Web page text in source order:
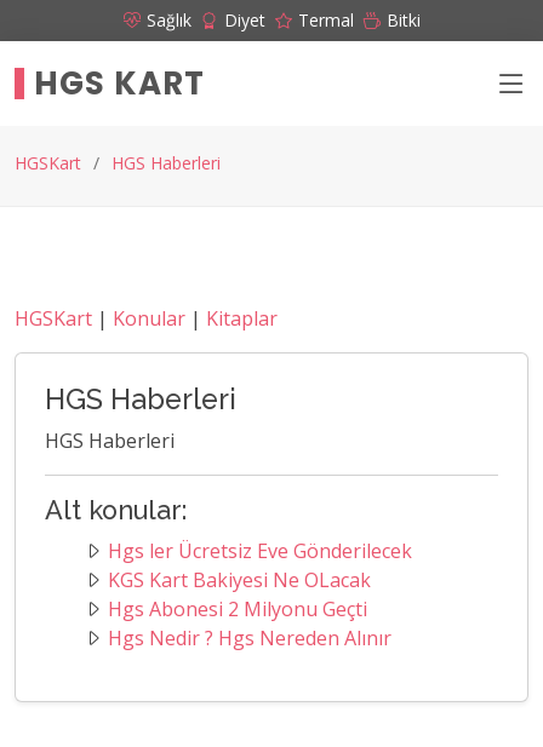
Sağlık Diyet Termal Bitki
HGS KART
HGSKart HGS Haberleri
HGSKart | Konular | Kitaplar
HGS Haberleri
HGS Haberleri
Alt konular:
Hgs ler Ücretsiz Eve Gönderilecek
KGS Kart Bakiyesi Ne OLacak
Hgs Abonesi 2 Milyonu Geçti
Hgs Nedir ? Hgs Nereden Alınır